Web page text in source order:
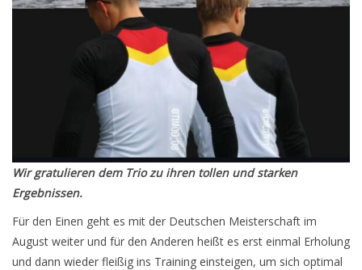
Wir gratulieren dem Trio zu ihren tollen und starken
Ergebnissen.
Für den Einen geht es mit der Deutschen Meisterschaft im
August weiter und für den Anderen heißt es erst einmal Erholung
und dann wieder fleißig ins Training einsteigen, um sich optimal